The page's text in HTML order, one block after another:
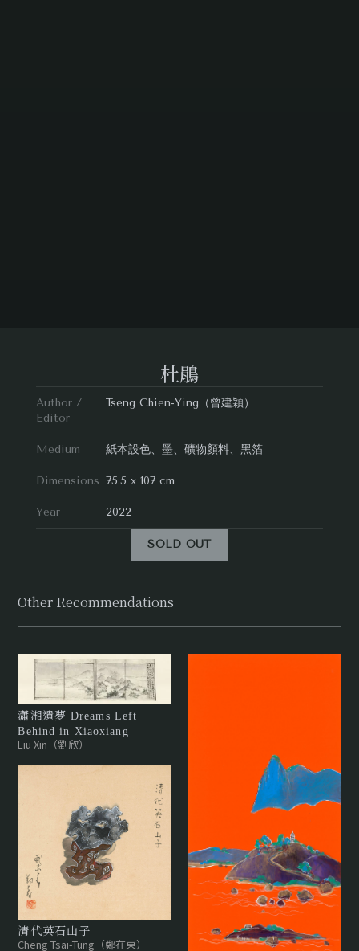
杜鵑
Author /
Editor
Tseng Chien-Ying（曾建穎）
Medium 紙本設色、墨、礦物顏料、黑箔
Dimensions 75.5 x 107 cm
Year 2022
SOLD OUT
Other Recommendations
瀟湘遺夢 Dreams Left
Behind in Xiaoxiang
Liu Xin（劉欣）
清代英石山子
Cheng Tsai-Tung（鄭在東）